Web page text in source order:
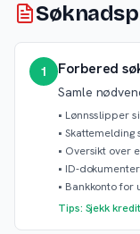
1 Forbered
Samle
• Lønnsslipper
• Skattemelding
• Oversikt over
• ID-dokumenter
• Bankkonto for
Tips: Sjekk